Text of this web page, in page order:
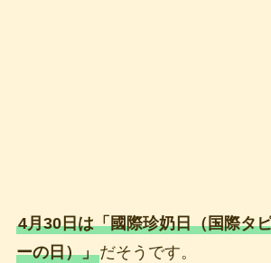
4月30日は「國際珍奶日（国際タ
ーの日）」だそうです。